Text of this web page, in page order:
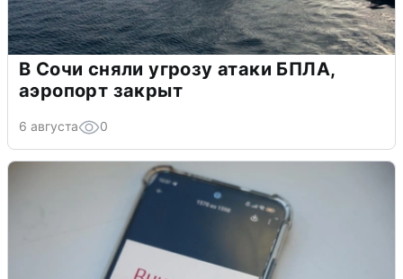
В Сочи сняли угрозу атаки БПЛА,
аэропорт закрыт
6 августа 0